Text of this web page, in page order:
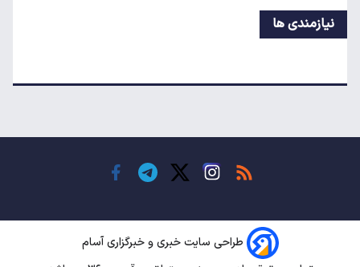
داد؟
نیازمندی ها
طراحی سایت خبری و خبرگزاری آسام